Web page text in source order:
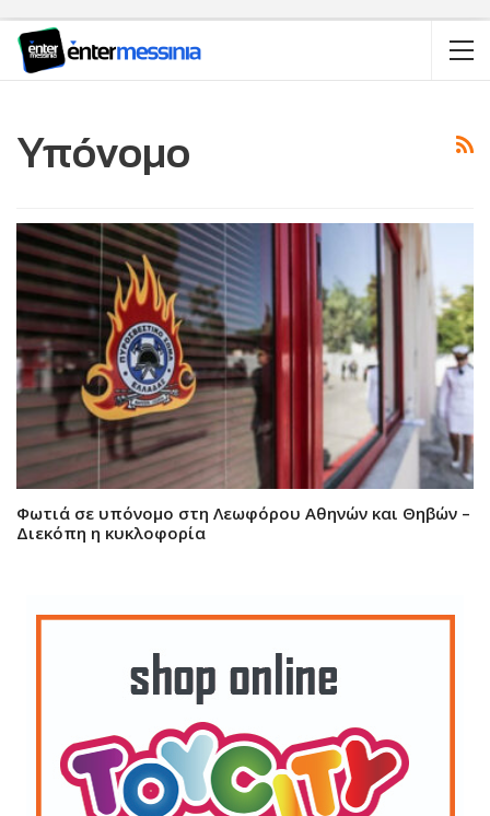
Υπόνομο
Φωτιά σε υπόνομο στη Λεωφόρου Αθηνών και Θηβών –
Διεκόπη η κυκλοφορία